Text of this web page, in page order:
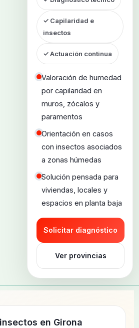
✓ Capilaridad e
insectos
✓ Actuación continua
Valoración de humedad
por capilaridad en
muros, zócalos y
paramentos
Orientación en casos
con insectos asociados
a zonas húmedas
Solución pensada para
viviendas, locales y
espacios en planta baja
Solicitar diagnóstico
Ver provincias
en Girona